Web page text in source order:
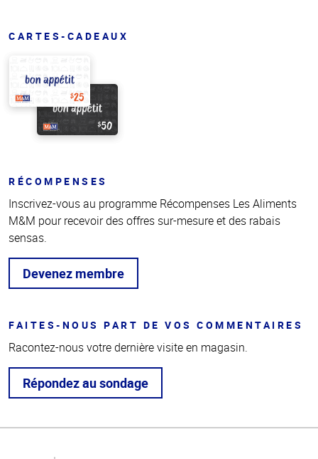
CARTES-CADEAUX
RÉCOMPENSES
Inscrivez-vous au programme Récompenses Les Aliments
M&M pour recevoir des offres sur-mesure et des rabais
sensas.
Devenez membre
FAITES-NOUS PART DE VOS COMMENTAIRES
Racontez-nous votre dernière visite en magasin.
Répondez au sondage